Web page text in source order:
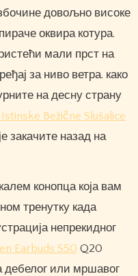
довољно високе
оквира котура.
мали прст на
за ниво ветра. како
на десну страну
Bežične Slušalice
закачите назад на
конопца која вам
тренутку када
непрекидног
Earbuds S50 Q20
дебелог или мршавог